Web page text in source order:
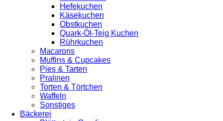
Hefekuchen
Käsekuchen
Obstkuchen
Quark-Öl-Teig Kuchen
Rührkuchen
Macarons
Muffins & Cupcakes
Pies & Tarten
Pralinen
Torten & Törtchen
Waffeln
Sonstiges
Bäckerei